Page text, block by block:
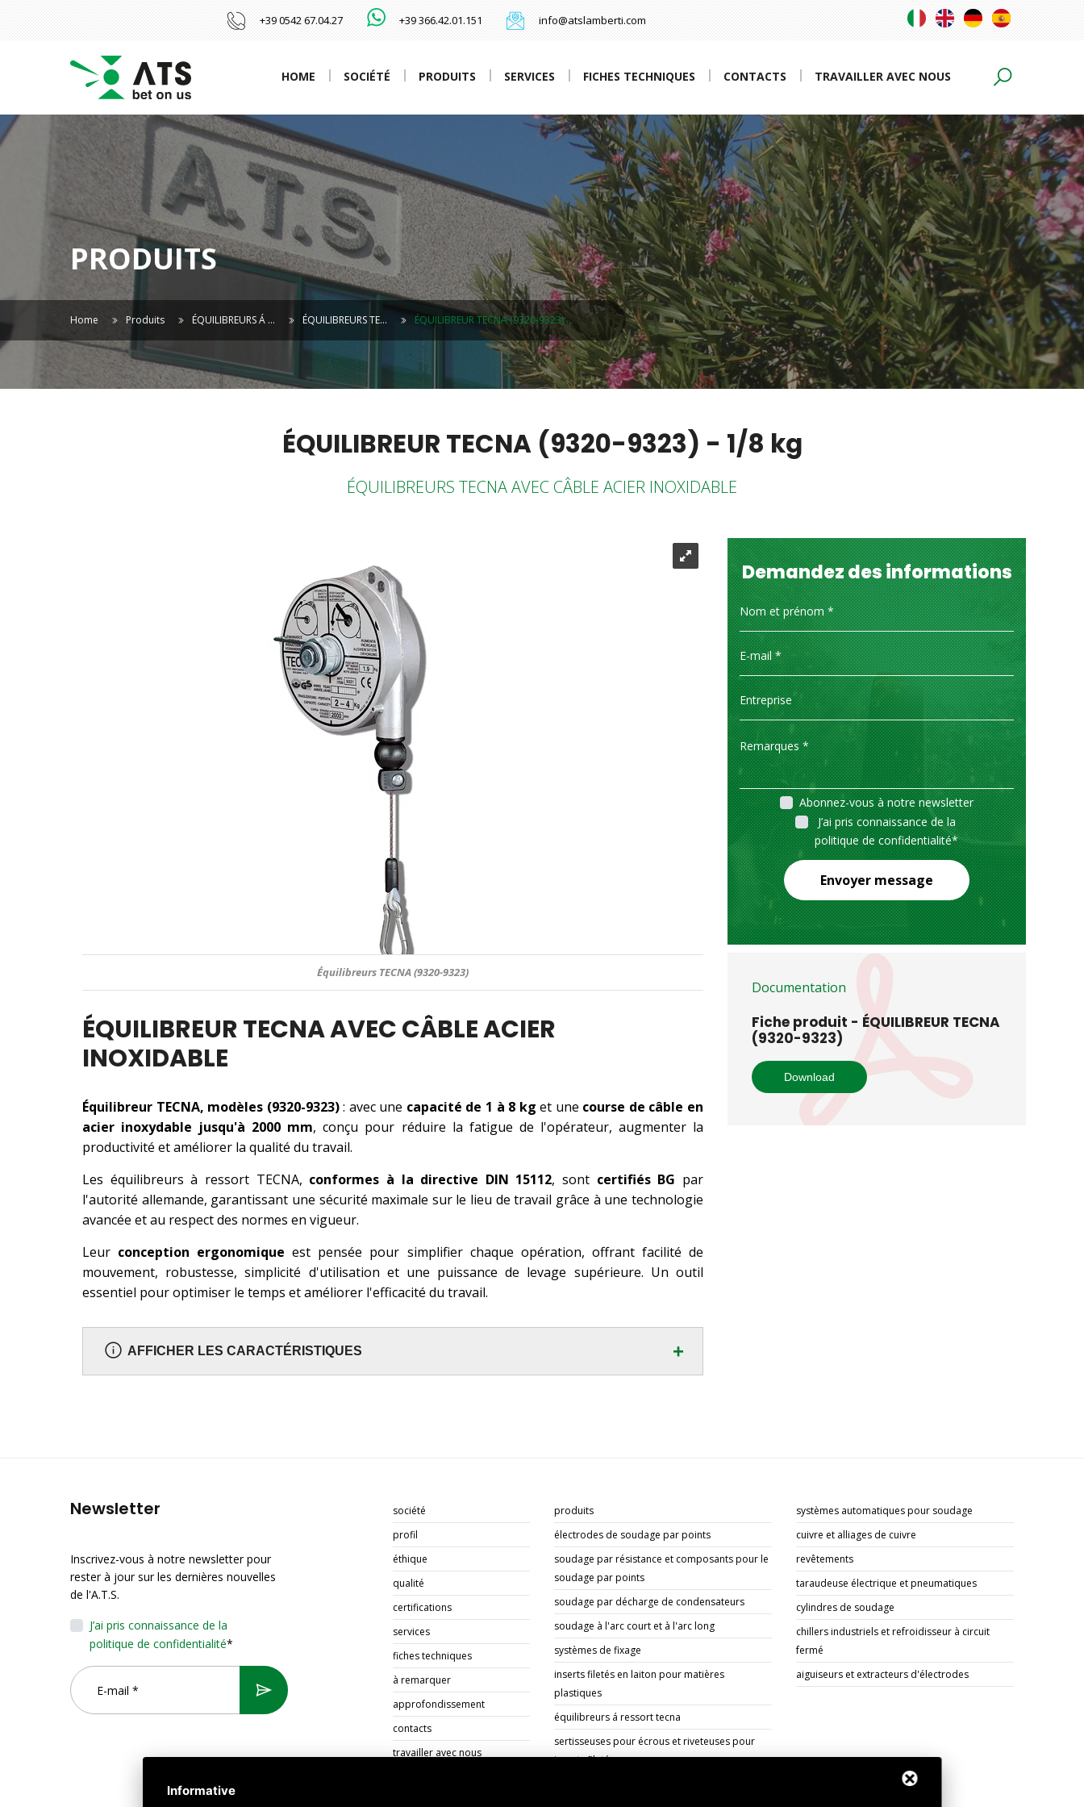
+39 0542 67.04.27 +39 366.42.01.151 info@atslamberti.com
HOME SOCIÉTÉ PRODUITS SERVICES FICHES TECHNIQUES CONTACTS TRAVAILLER AVEC NOUS
PRODUITS
Home Produits ÉQUILIBREURS Á … ÉQUILIBREURS TE… ÉQUILIBREUR TECNA (9320-9323) …
ÉQUILIBREUR TECNA (9320-9323) - 1/8 kg
ÉQUILIBREURS TECNA AVEC CÂBLE ACIER INOXIDABLE
Équilibreurs TECNA (9320-9323)
ÉQUILIBREUR TECNA AVEC CÂBLE ACIER
INOXIDABLE
Équilibreur TECNA, modèles (9320-9323): avec une capacité de 1 à 8 kg et une course de câble en
acier inoxydable jusqu'à 2000 mm, conçu pour réduire la fatigue de l'opérateur, augmenter la
productivité et améliorer la qualité du travail.
Les équilibreurs à ressort TECNA, conformes à la directive DIN 15112, sont certifiés BG par
l'autorité allemande, garantissant une sécurité maximale sur le lieu de travail grâce à une technologie
avancée et au respect des normes en vigueur.
Leur conception ergonomique est pensée pour simplifier chaque opération, offrant facilité de
mouvement, robustesse, simplicité d'utilisation et une puissance de levage supérieure. Un outil
essentiel pour optimiser le temps et améliorer l'efficacité du travail.
+
AFFICHER LES CARACTÉRISTIQUES
Demandez des informations
Abonnez-vous à notre newsletter
J’ai pris connaissance de la
politique de confidentialité*
Envoyer message
Documentation
Fiche produit - ÉQUILIBREUR TECNA
(9320-9323)
Download
Newsletter
Inscrivez-vous à notre newsletter pour
rester à jour sur les dernières nouvelles
de l'A.T.S.
J’ai pris connaissance de la
politique de confidentialité*
société
profil
éthique
qualité
certifications
services
fiches techniques
à remarquer
approfondissement
contacts
travailler avec nous
produits
électrodes de soudage par points
soudage par résistance et composants pour le
soudage par points
soudage par décharge de condensateurs
soudage à l'arc court et à l'arc long
systèmes de fixage
inserts filetés en laiton pour matières
plastiques
équilibreurs á ressort tecna
sertisseuses pour écrous et riveteuses pour
inserts filetés
systèmes automatiques pour soudage
cuivre et alliages de cuivre
revêtements
taraudeuse électrique et pneumatiques
cylindres de soudage
chillers industriels et refroidisseur à circuit
fermé
aiguiseurs et extracteurs d'électrodes
Informative